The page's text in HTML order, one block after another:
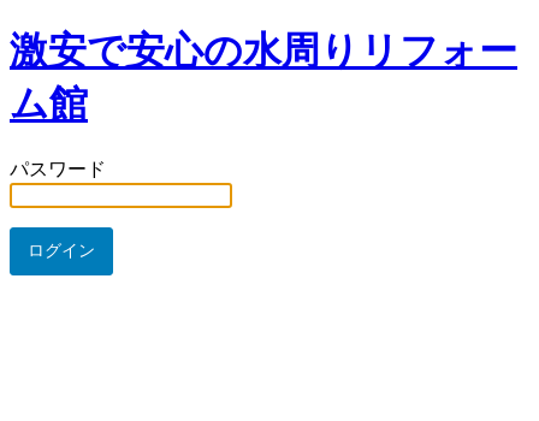
激安で安心の水周りリフォー
ム館
パスワード